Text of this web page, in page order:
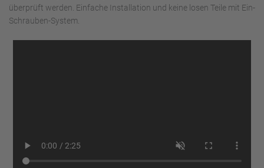
überprüft werden. Einfache Installation und keine losen Teile mit Ein-
Schrauben-System.